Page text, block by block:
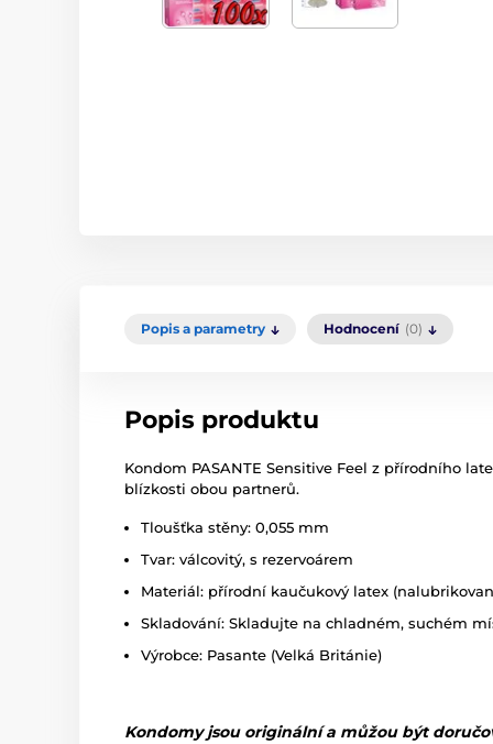
Popis a parametry Hodnocení (0)
Popis produktu
Kondom PASANTE Sensitive Feel z přírodního
blízkosti obou partnerů.
Tloušťka stěny: 0,055 mm
Tvar: válcovitý, s rezervoárem
Materiál: přírodní kaučukový latex
Skladování: Skladujte na chladném, suchém
Výrobce: Pasante (Velká Británie)
Kondomy jsou originální a můžou být